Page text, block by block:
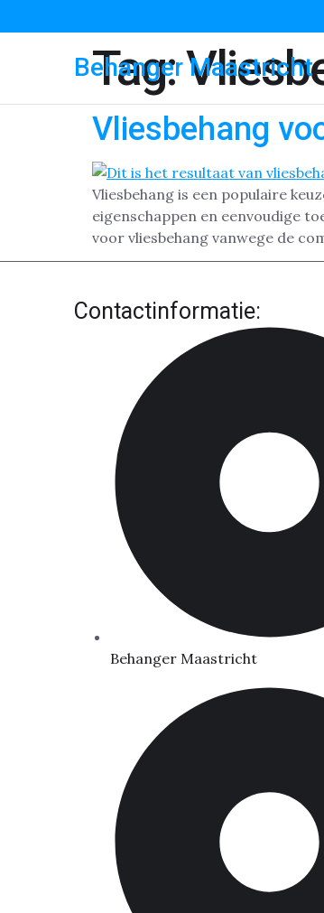
Behanger Maastricht
Tag:
Vliesbehang
Vliesbehang is een populaire
eigenschappen en eenvoudige
voor vliesbehang vanwege de
Contactinformatie:
Behanger Maastricht